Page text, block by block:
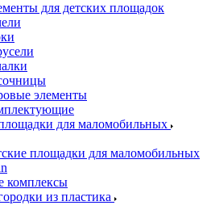
для детских площадок
элементы
для маломобильных
площадки для маломобильных
комплексы
из пластика